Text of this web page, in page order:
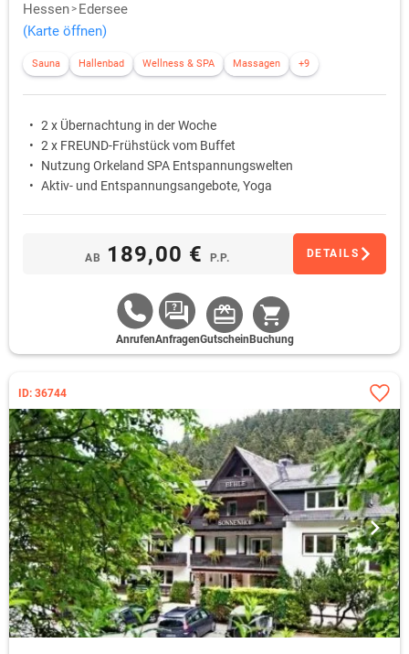
Hessen
Edersee
(Karte öffnen)
Sauna Hallenbad Wellness & SPA Massagen +9
2 x Übernachtung in der Woche
2 x FREUND-Frühstück vom Buffet
Nutzung Orkeland SPA Entspannungswelten
Aktiv- und Entspannungsangebote, Yoga
AB 189,00 € P.P. DETAILS
AnrufenAnfragenGutschein Buchung
ID: 36744